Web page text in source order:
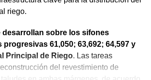
riego.
desarrollan sobre los sifones
progresivas 61,050; 63,692; 64,597 y
Principal de Riego. Las tareas
del revestimiento de